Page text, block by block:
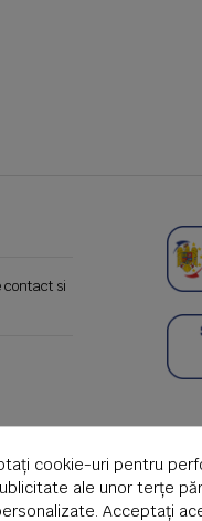
si
cookie-uri pentru
ale unor terțe
Acceptați